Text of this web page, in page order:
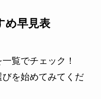
め早見表
覧でチェック！
を始めてみてくだ